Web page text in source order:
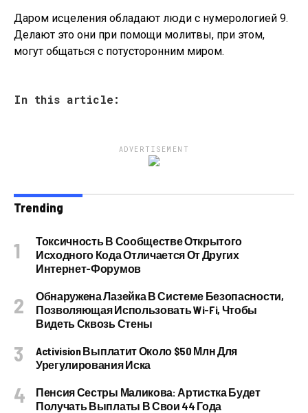
Даром исцеления обладают люди с нумерологией 9.
Делают это они при помощи молитвы, при этом,
могут общаться с потусторонним миром.
In this article:
ADVERTISEMENT
Trending
Токсичность В Сообществе Открытого
Исходного Кода Отличается От Других
Интернет-Форумов
Обнаружена Лазейка В Системе Безопасности,
Позволяющая Использовать Wi-Fi, Чтобы
Видеть Сквозь Стены
Activision Выплатит Около $50 Млн Для
Урегулирования Иска
Пенсия Сестры Маликова: Артистка Будет
Получать Выплаты В Свои 44 Года